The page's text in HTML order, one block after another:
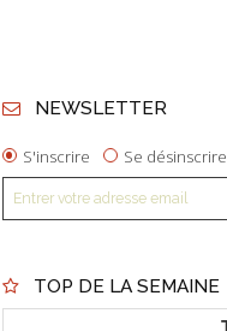
NEWSLETTER
S'inscrire Se désinscrire
TOP DE LA SEMAINE